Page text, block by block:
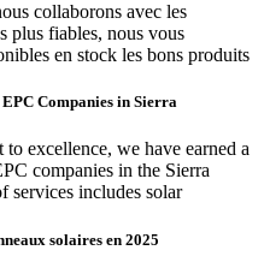
collaborons avec les
plus fiables, nous vous
en stock les bons produits
Companies in Sierra
excellence, we have earned a
companies in the Sierra
services includes solar
solaires en 2025